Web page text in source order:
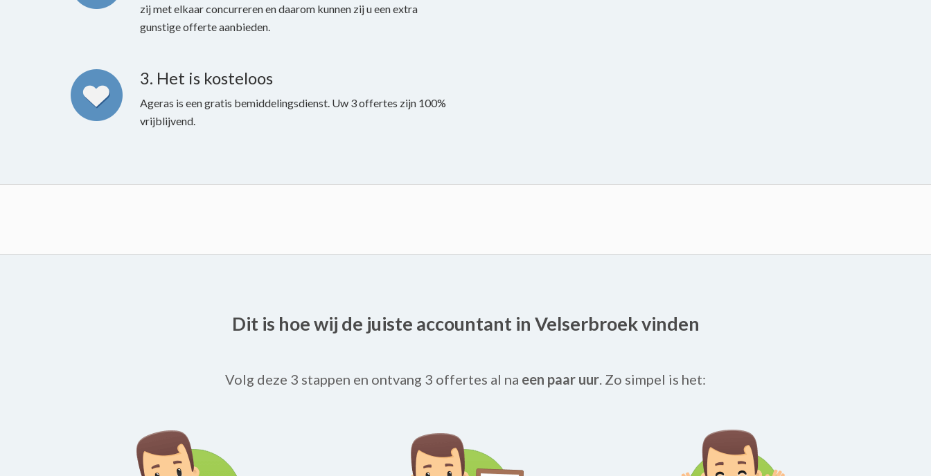
zij met elkaar concurreren en daarom kunnen zij u een extra
gunstige offerte aanbieden.
3. Het is kosteloos
Ageras is een gratis bemiddelingsdienst. Uw 3 offertes zijn 100%
vrijblijvend.
Dit is hoe wij de juiste accountant in Velserbroek vinden
Volg deze 3 stappen en ontvang 3 offertes al na een paar uur. Zo simpel is het: